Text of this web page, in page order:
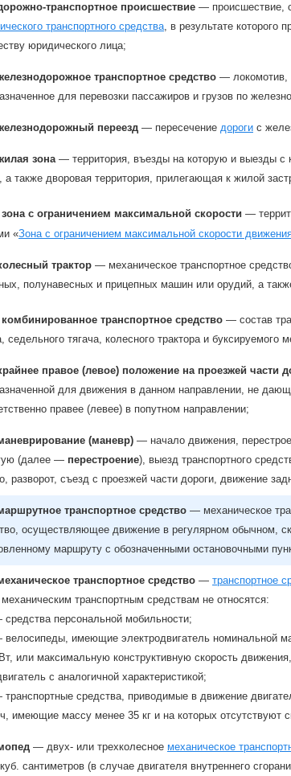
транспортное происшествие — происшествие,
транспортного средства, в результате которого
юридического лица;
транспортное средство — локомотив,
для перевозки пассажиров и грузов по
переезд — пересечение дороги с
зона— территория, въезды на которую и выезды с
а также дворовая территория, прилегающая к жилой
зона с ограничением максимальной скорости —
«Зона с ограничением максимальной скорости
трактор — механическое транспортное
полунавесных и прицепных машин или орудий, а
комбинированное транспортное средство — состав
седельного тягача, колесного трактора и буксируемого
правое (левое) положение на проезжей части
для движения в данном направлении, не
правее (левее) в попутном направлении;
(маневр) — начало движения,
(далее — перестроение), выезд транспортного
разворот, съезд с проезжей части дороги, движение
транспортное средство — механическое
осуществляющее движение в регулярном обычном,
маршруту с обозначенными остановочными
транспортное средство — транспортное
механическим транспортным средствам не относятся:
персональной мобильности;
имеющие электродвигатель номинальной
или максимальную конструктивную скорость
с аналогичной характеристикой;
средства, приводимые в движение
имеющие массу менее 35 кг и на которых отсутствуют
— двух- или трехколесное механическое
сантиметров (в случае двигателя внутреннего